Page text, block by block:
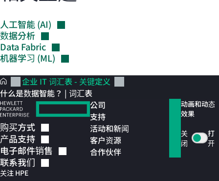
人工智能(AI)
数据分析
Data Fabric
机器学习 (ML)
企业 IT 词汇表 - 关键定义
什么是数据智能？ | 词汇表
购买方式
产品支持
电子邮件销售
联系我们
关注 HPE
公司
支持
活动和新闻
客户资源
合作伙伴
动画和动态
效果
关
闭
打
开